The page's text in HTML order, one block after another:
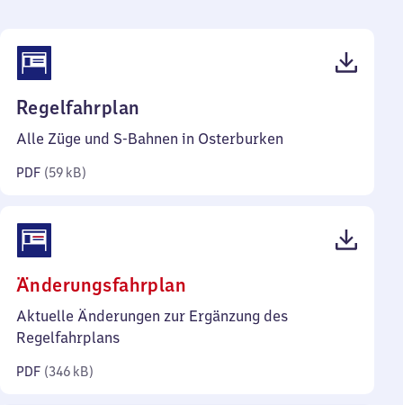
Regelfahrplan
59
Alle Züge und S-Bahnen in Osterburken
PDF (59 kB)
Änderungsfahrplan
346
Aktuelle Änderungen zur Ergänzung des
Regelfahrplans
PDF (346 kB)